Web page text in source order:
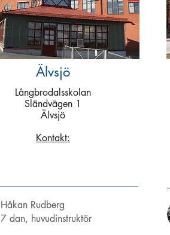
Älvsjö
Långbrodalsskolan
Sländvägen 1
Älvsjö
Kontakt:
Håkan Rudberg
7 dan, huvudinstruktör